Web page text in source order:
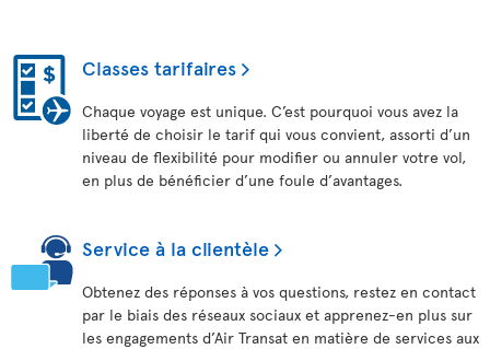
Classes tarifaires
Chaque voyage est unique. C’est pourquoi vous avez la
liberté de choisir le tarif qui vous convient, assorti d’un
niveau de flexibilité pour modifier ou annuler votre vol,
en plus de bénéficier d’une foule d’avantages.
Service à la clientèle
Obtenez des réponses à vos questions, restez en contact
par le biais des réseaux sociaux et apprenez-en plus sur
les engagements d’Air Transat en matière de services aux